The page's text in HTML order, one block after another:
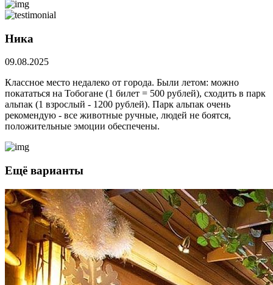
Ника
09.08.2025
Классное место недалеко от города. Были летом: можно
покататься на Тобогане (1 билет = 500 рублей), сходить в парк
альпак (1 взрослый - 1200 рублей). Парк альпак очень
рекомендую - все животные ручные, людей не боятся,
положительные эмоции обеспечены.
Ещё варианты